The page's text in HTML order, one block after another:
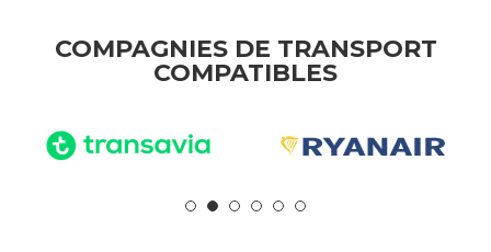
COMPAGNIES DE TRANSPORT
COMPATIBLES